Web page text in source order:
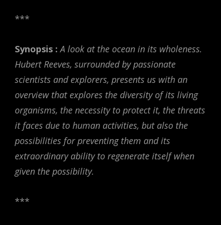
***
Synopsis : A look at the ocean in its wholeness.
Hubert Reeves, surrounded by passionate
scientists and explorers, presents us with an
overview that explores the diversity of its living
organisms, the necessity to protect it, the threats
it faces due to human activities, but also the
possibilities for preventing them and its
extraordinary ability to regenerate itself when
given the possibility.
***